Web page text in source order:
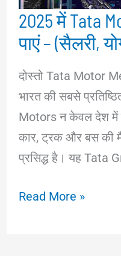
2025 में Tata
पाएं – (सैलरी,
दोस्तो Tata Motor
भारत की सबसे
Motors न केवल देश में
कार, ट्रक और बस की
प्रसिद्ध है। यह Tata
2025
Read More »